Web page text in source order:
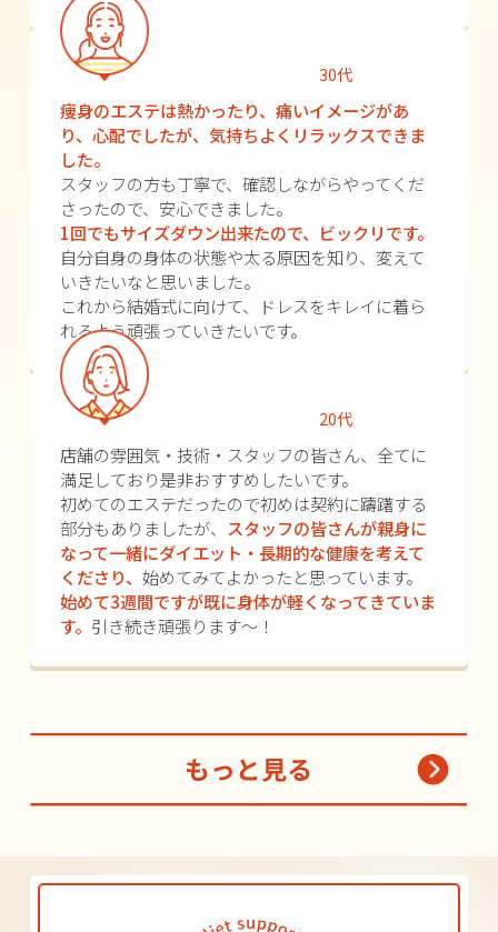
30代
痩身のエステは熱かったり、痛いイメージがあ
り、心配でしたが、気持ちよくリラックスできま
した。
スタッフの方も丁寧で、確認しながらやってくだ
さったので、安心できました。
1回でもサイズダウン出来たので、ビックリです。
自分自身の身体の状態や太る原因を知り、変えて
いきたいなと思いました。
これから結婚式に向けて、ドレスをキレイに着ら
れるよう頑張っていきたいです。
20代
店舗の雰囲気・技術・スタッフの皆さん、全てに
満足しており是非おすすめしたいです。
初めてのエステだったので初めは契約に躊躇する
部分もありましたが、 スタッフの皆さんが親身に
なって一緒にダイエット・長期的な健康を考えて
くださり、 始めてみてよかったと思っています。
始めて3週間ですが既に身体が軽くなってきていま
す。 引き続き頑張ります～！